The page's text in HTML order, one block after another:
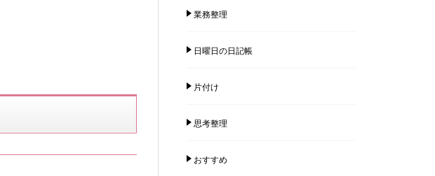
業務整理
日曜日の日記帳
片付け
思考整理
おすすめ